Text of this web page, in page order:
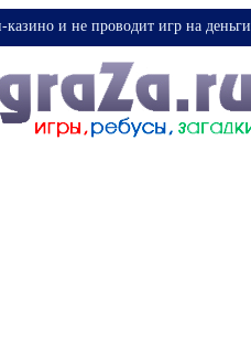
и не проводит игр на деньги